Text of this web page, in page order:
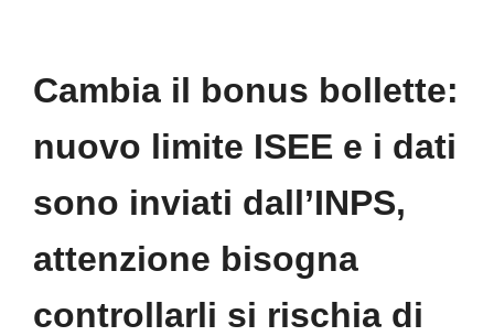
Cambia il bonus bollette:
nuovo limite ISEE e i dati
sono inviati dall’INPS,
attenzione bisogna
controllarli si rischia di